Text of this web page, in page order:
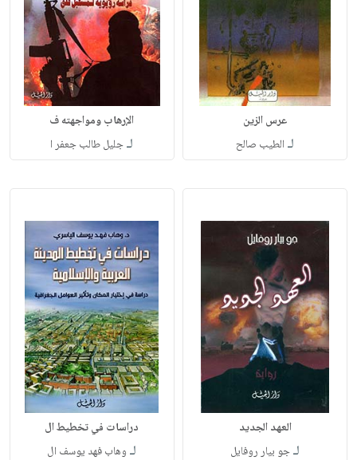
عرس الزين
لـ الطيب صالح
الإرهاب ومواجهته ف
لـجليل طالب جعفر ا
العهد الجديد
لـجو بيار روفايل
دراسات في تخطيط ال
لـ وهاب فهد يوسف ال